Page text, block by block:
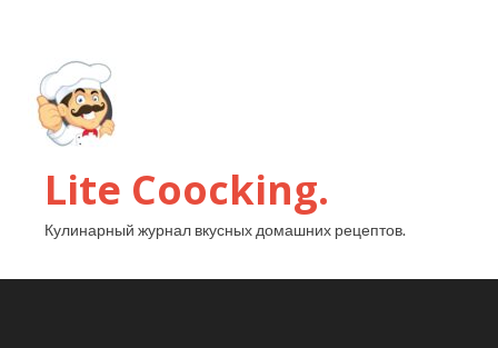
Lite Coocking.
Кулинарный журнал вкусных домашних рецептов.